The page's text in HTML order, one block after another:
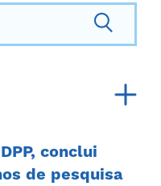
conclui
de pesquisa